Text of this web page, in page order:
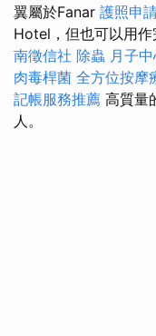
翼屬於Fanar 護照申
Hotel，但也可以用
南徵信社 除蟲 月子
肉毒桿菌 全方位按摩
記帳服務推薦 高質量
人。